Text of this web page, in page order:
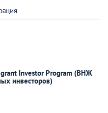
Investor Program (ВНЖ
инвесторов)